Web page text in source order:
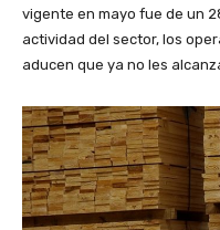
vigente en mayo fue de un
actividad del sector, los
aducen que ya no les